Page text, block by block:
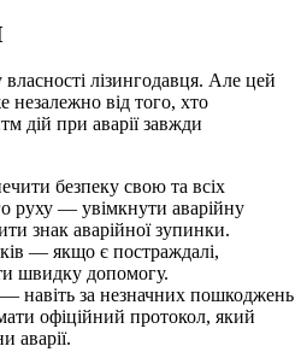
лізингодавця. Але цей
незалежно від того, хто
дій при аварії завжди
безпеку свою та всіх
руху — увімкнути аварійну
знак аварійної зупинки.
— якщо є постраждалі,
швидку допомогу.
навіть за незначних пошкоджень
офіційний протокол, який
аварії.